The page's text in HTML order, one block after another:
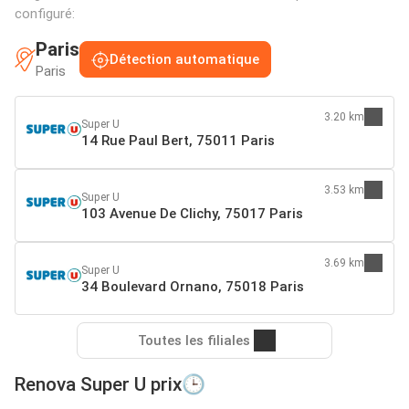
configuré:
Paris
Paris
Détection automatique
Super U
14 Rue Paul Bert, 75011 Paris
3.20 km
Super U
103 Avenue De Clichy, 75017 Paris
3.53 km
Super U
34 Boulevard Ornano, 75018 Paris
3.69 km
Toutes les filiales
Renova Super U prix🕒